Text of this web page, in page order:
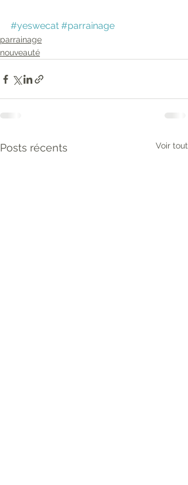
#yeswecat #parrainage
parrainage
nouveauté
Posts récents Voir tout